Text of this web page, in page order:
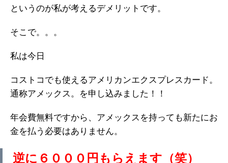
というのが私が考えるデメリットです。
そこで。。。
私は今日
コストコでも使えるアメリカンエクスプレスカード。
通称アメックス。を申し込みました！！
年会費無料ですから、アメックスを持っても新たにお
金を払う必要はありません。
逆に６０００円もらえます（笑）